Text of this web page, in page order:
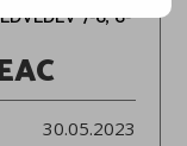
7-6, 6-
30.05.2023